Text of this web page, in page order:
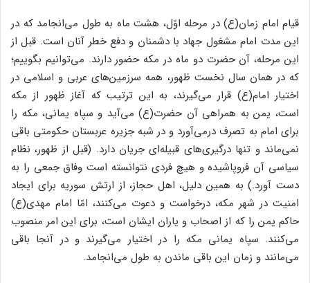
قیام امام زمان(ع) در مرحله اوّل، هشت ماه به طول می‌انجامد که در
این مدت امام مشغول جهاد با دشمنان و دفع خطر آنان است. قبل از
این مرحله، آن حضرت دو ماه در مکه حضور دارند. می‌توانیم بگوییم؛
که در همان سال نخست ظهور، همه سرزمین‌های عربی و اسلامی در
اختیار امام(ع) قرار می‌گیرند، به این ترتیب که آغاز ظهور از مکه
است، یمن به همراهی آن حضرت(ع) می‌آید و سپاه یمانی، مکه را
برای امام به تصرف درمی‌آورد و در شبه جزیره عربستان حکومتی باقی
نمی‌ماند و تنها درگیری‌های قبیله‌ای جریان دارد. (قبل از ظهور، نظام
سیاسی آن فروپاشیده و هیچ فردی نتوانسته است وفاق جمعی را به
دست آورد.) به همین دلیل، اهل حجاز، از ارتش سوریه برای ایجاد
امنیت در شهر مکه، درخواست و دعوت می‌کنند، امّا امام مهدی(ع)
حاکم یمن را که از اصحاب و یاران ایشان است، برای این امر منصوب
می‌کنند. سپاه یمانی مکه را در اختیار می‌گیرند و در آنجا باقی
می‌مانند و زمان این باقی ماندن به طول می‌انجامد.